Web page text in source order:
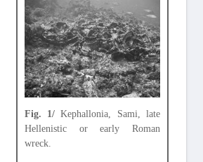
Fig. 1/ Kephallonia, Sami, late
Hellenistic or early Roman
wreck.